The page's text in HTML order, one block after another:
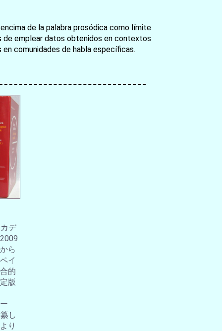
de la palabra prosódica como límite
de emplear datos obtenidos en contextos
comunidades de habla específicas.
デ
ら
イ
的
版
し
り